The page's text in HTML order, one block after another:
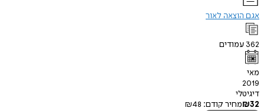
אגם הוצאה לאור
362 עמודים
מאי
2019
דיגיטלי
₪32 מחיר קודם: ₪48